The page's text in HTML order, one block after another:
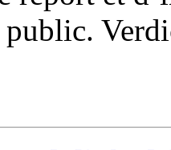
public.